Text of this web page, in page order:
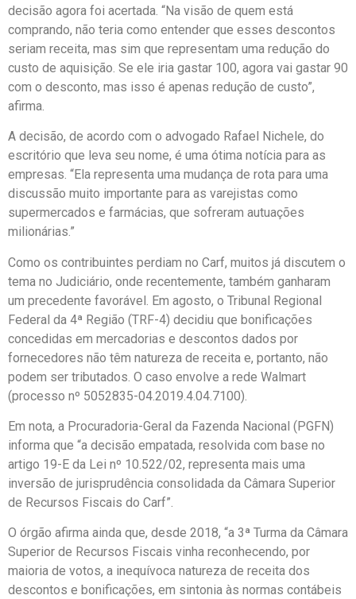
decisão agora foi acertada. “Na visão de quem está
comprando, não teria como entender que esses descontos
seriam receita, mas sim que representam uma redução do
custo de aquisição. Se ele iria gastar 100, agora vai gastar 90
com o desconto, mas isso é apenas redução de custo”,
afirma.
A decisão, de acordo com o advogado Rafael Nichele, do
escritório que leva seu nome, é uma ótima notícia para as
empresas. “Ela representa uma mudança de rota para uma
discussão muito importante para as varejistas como
supermercados e farmácias, que sofreram autuações
milionárias.”
Como os contribuintes perdiam no Carf, muitos já discutem o
tema no Judiciário, onde recentemente, também ganharam
um precedente favorável. Em agosto, o Tribunal Regional
Federal da 4ª Região (TRF-4) decidiu que bonificações
concedidas em mercadorias e descontos dados por
fornecedores não têm natureza de receita e, portanto, não
podem ser tributados. O caso envolve a rede Walmart
(processo nº 5052835-04.2019.4.04.7100).
Em nota, a Procuradoria-Geral da Fazenda Nacional (PGFN)
informa que “a decisão empatada, resolvida com base no
artigo 19-E da Lei nº 10.522/02, representa mais uma
inversão de jurisprudência consolidada da Câmara Superior
de Recursos Fiscais do Carf”.
O órgão afirma ainda que, desde 2018, “a 3ª Turma da Câmara
Superior de Recursos Fiscais vinha reconhecendo, por
maioria de votos, a inequívoca natureza de receita dos
descontos e bonificações, em sintonia às normas contábeis